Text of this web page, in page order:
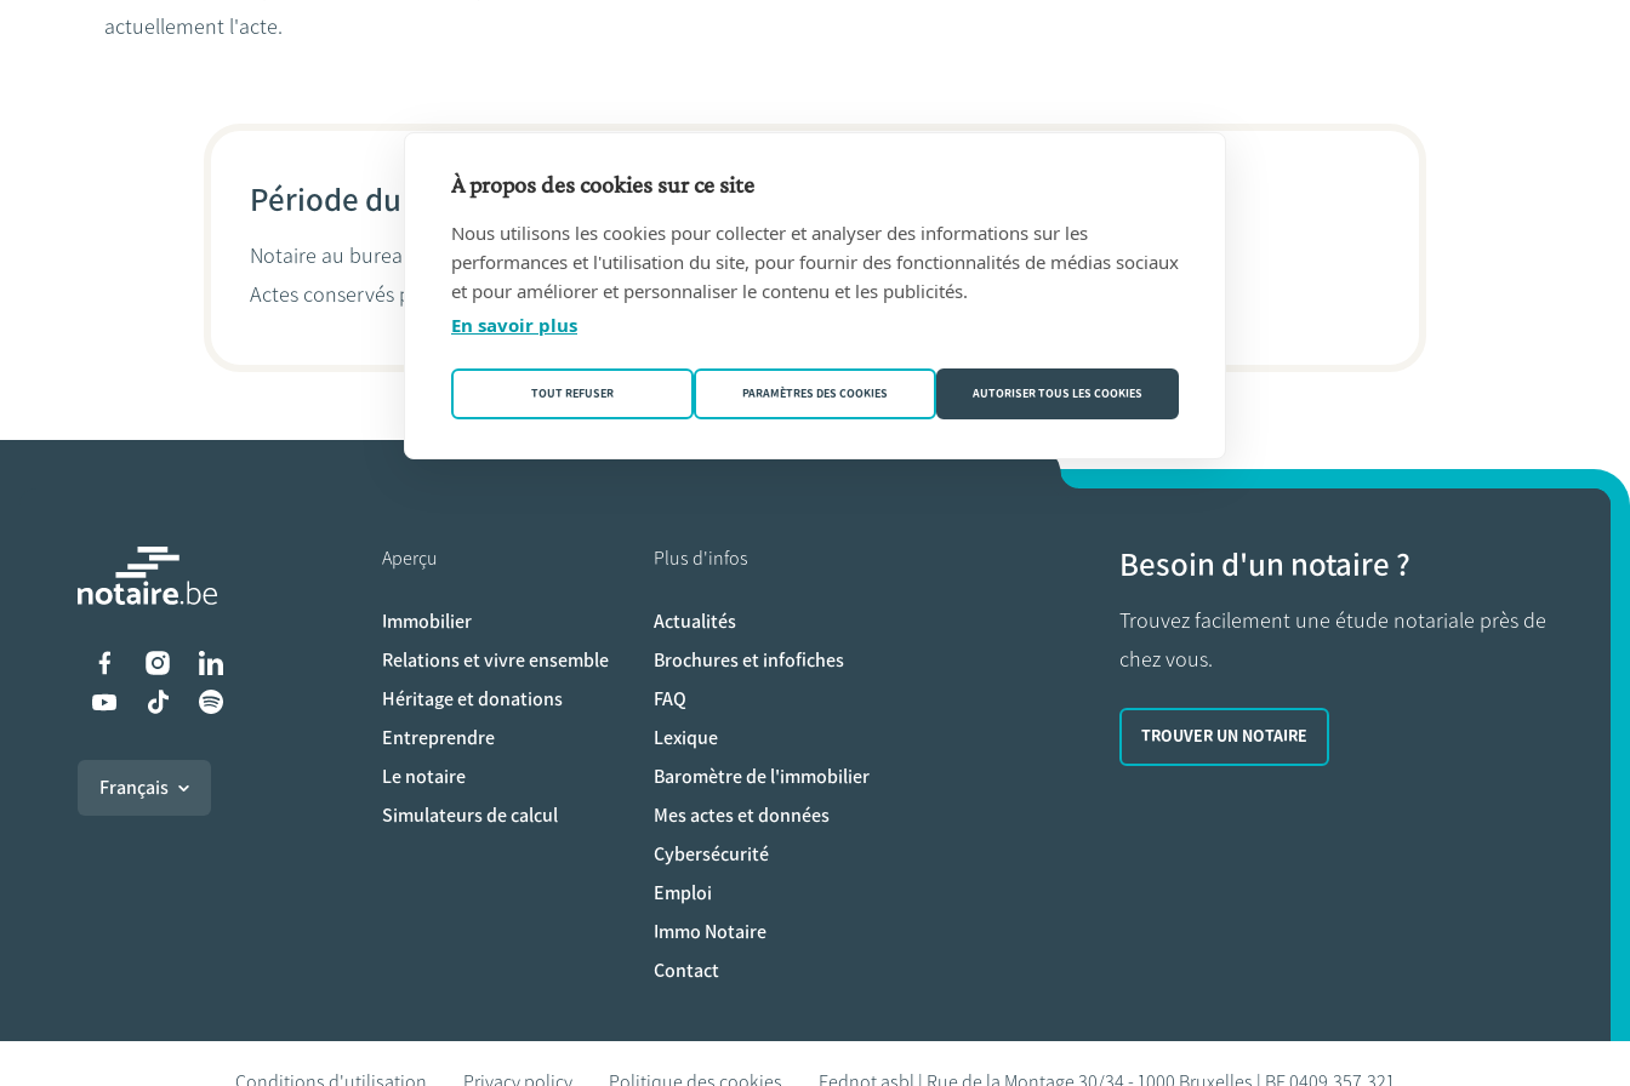
actuellement l'acte.
Période du 22/03/1957 au 07/10/1980
Notaire au bureau CORNIL, Louis Marie Gérard H (7870 Lens)
Actes conservés par
Baudouin Cornil
Liens vers les réseaux sociaux
Français
Aperçu
Immobilier
Relations et vivre ensemble
Héritage et donations
Entreprendre
Le notaire
Simulateurs de calcul
Plus d'infos
Actualités
Brochures et infofiches
FAQ
Lexique
Baromètre de l'immobilier
Mes actes et données
Cybersécurité
Emploi
Immo Notaire
Contact
Besoin d'un notaire ?
Trouvez facilement une étude notariale près de
chez vous.
TROUVER UN NOTAIRE
À propos des cookies sur ce site
Nous utilisons les cookies pour collecter et analyser des informations sur les
performances et l'utilisation du site, pour fournir des fonctionnalités de médias sociaux
et pour améliorer et personnaliser le contenu et les publicités.
En savoir plus
TOUT REFUSER PARAMÈTRES DES COOKIES AUTORISER TOUS LES COOKIES